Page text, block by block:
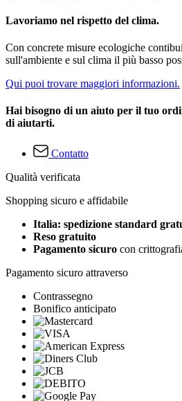
Lavoriamo nel rispetto del clima.
Con concrete misure ecologiche
sull'ambiente e sul clima il più basso
Qui puoi trovare maggiori informazioni.
Hai bisogno di un aiuto per il tuo
di aiutarti.
Contatto
Qualità verificata
Shopping sicuro e affidabile
Italia: spedizione standard
Reso gratuito
Pagamento sicuro con
Pagamento sicuro attraverso
Contrassegno
Bonifico anticipato